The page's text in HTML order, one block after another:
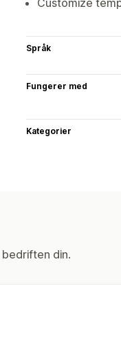
Språk
Fungerer med
Kategorier
din.